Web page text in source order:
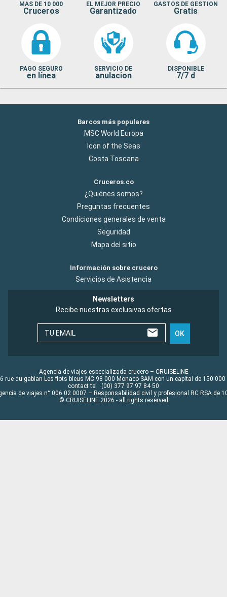
MAS DE 10 000
Cruceros
EL MEJOR PRECIO
Garantizado
GASTOS DE GESTION
Gratis
PAGO SEGURO
en línea
SERVICIO DE
anulacion
DISPONIBLE
7/7 d
Barcos más populares
MSC World Europa
Icon of the Seas
Costa Toscana
Cruceros.co
¿Quiénes somos?
Preguntas frecuentes
Condiciones generales de venta
Seguridad
Mapa del sitio
Información sobre crucero
Servicios de Asistencia
Newsletters
Recibe nuestras exclusivas ofertas
TU EMAIL OK
Agencia de viajes especializada crucero – CRUISELINE
rue du gabian Les flots bleus MC 98 000 Monaco SAM con un capital de 150 000
contact tel : (00) 377 97 97 84 50
de viajes n° 006 02 0007 – Responsabilidad civil y profesional RC RSA de
© CRUISELINE 2026 - all rights reserved